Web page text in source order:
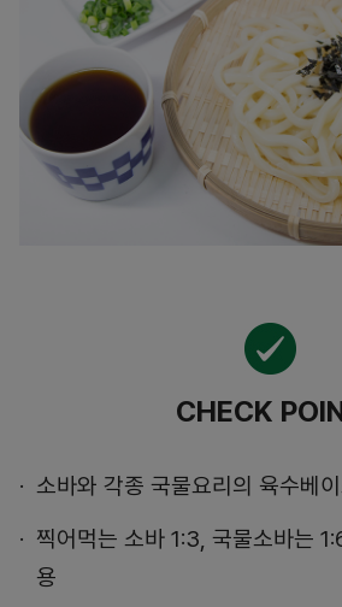
CHECK
소바와 각종 국물요리의 육수베
찍어먹는 소바 1:3, 국물소바는
용